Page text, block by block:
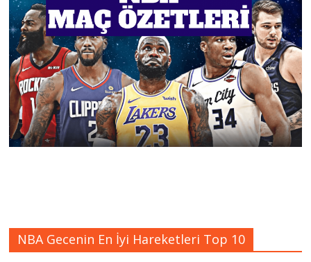
NBA Gecenin En İyi Hareketleri Top 10